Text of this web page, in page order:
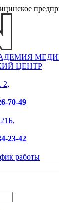
2,
70-49
23-42
работы